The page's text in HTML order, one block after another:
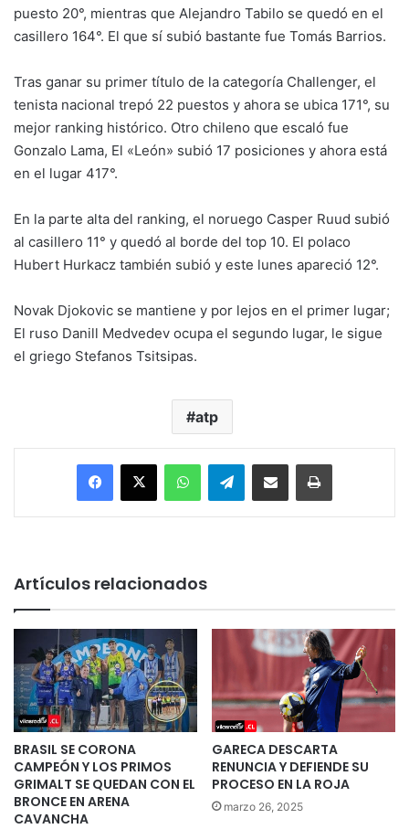
puesto 20°, mientras que Alejandro Tabilo se quedó en el
casillero 164°. El que sí subió bastante fue Tomás Barrios.
Tras ganar su primer título de la categoría Challenger, el
tenista nacional trepó 22 puestos y ahora se ubica 171°, su
mejor ranking histórico. Otro chileno que escaló fue
Gonzalo Lama, El «León» subió 17 posiciones y ahora está
en el lugar 417°.
En la parte alta del ranking, el noruego Casper Ruud subió
al casillero 11° y quedó al borde del top 10. El polaco
Hubert Hurkacz también subió y este lunes apareció 12°.
Novak Djokovic se mantiene y por lejos en el primer lugar;
El ruso Danill Medvedev ocupa el segundo lugar, le sigue
el griego Stefanos Tsitsipas.
atp
Facebook
X WhatsAppTelegramEnviar vía email Imprimir
Artículos relacionados
BRASIL SE CORONA
CAMPEÓN Y LOS PRIMOS
GRIMALT SE QUEDAN CON EL
BRONCE EN ARENA
CAVANCHA
GARECA DESCARTA
RENUNCIA Y DEFIENDE SU
PROCESO EN LA ROJA
marzo 26, 2025